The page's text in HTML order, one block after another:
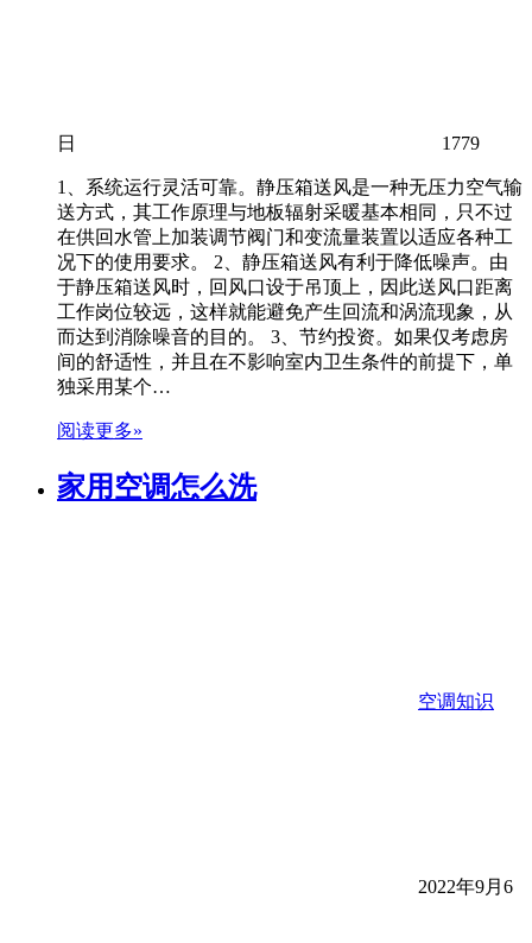
日 1779
1、系统运行灵活可靠。静压箱送风是一种无压力空气输
送方式，其工作原理与地板辐射采暖基本相同，只不过
在供回水管上加装调节阀门和变流量装置以适应各种工
况下的使用要求。 2、静压箱送风有利于降低噪声。由
于静压箱送风时，回风口设于吊顶上，因此送风口距离
工作岗位较远，这样就能避免产生回流和涡流现象，从
而达到消除噪音的目的。 3、节约投资。如果仅考虑房
间的舒适性，并且在不影响室内卫生条件的前提下，单
独采用某个…
阅读更多»
家用空调怎么洗
空调知识
2022年9月6